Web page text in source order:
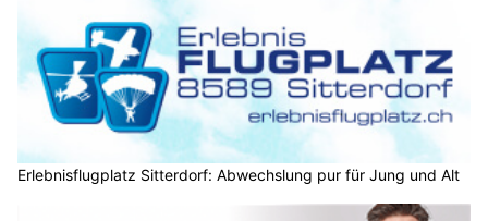
Erlebnisflugplatz Sitterdorf: Abwechslung pur für Jung und Alt